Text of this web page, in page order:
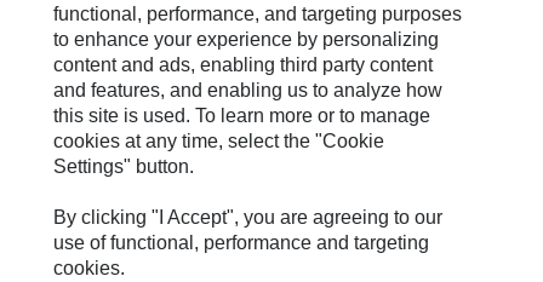
お問い合わせ先
サイト･マップ
Cookie Settings
リーガル
Cat.com
functional, performance, and targeting purposes
to enhance your experience by personalizing
content and ads, enabling third party content
and features, and enabling us to analyze how
this site is used. To learn more or to manage
cookies at any time, select the "Cookie
Settings" button.
By clicking "I Accept", you are agreeing to our
use of functional, performance and targeting
cookies.